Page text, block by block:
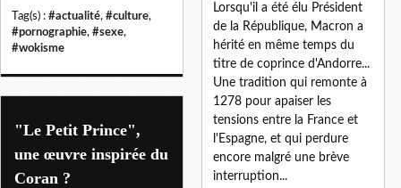
Tag(s) : #actualité, #culture,
#pornographie, #sexe,
#wokisme
Lorsqu'il a été élu Président
de la République, Macron a
hérité en même temps du
titre de coprince d'Andorre...
Une tradition qui remonte à
1278 pour apaiser les
tensions entre la France et
l'Espagne, et qui perdure
encore malgré une brève
interruption...
"Le Petit Prince",
une œuvre inspirée du
Coran ?